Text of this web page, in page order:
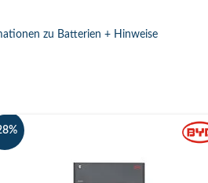
zu Batterien + Hinweise